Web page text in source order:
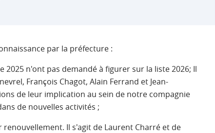
par la préfecture :
2025 n'ont pas demandé à figurer sur la liste 2026; Il
François Chagot, Alain Ferrand et Jean-
de leur implication au sein de notre compagnie
de nouvelles activités ;
Il s'agit de Laurent Charré et de